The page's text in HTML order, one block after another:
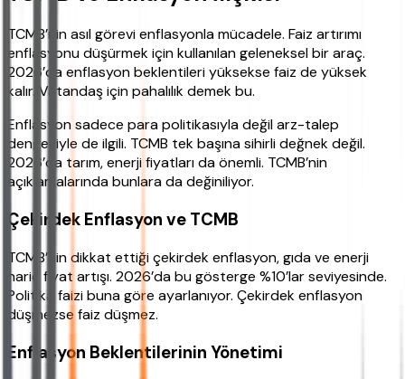
TCMB’nin asıl görevi enflasyonla mücadele. Faiz artırımı
enflasyonu düşürmek için kullanılan geleneksel bir araç.
2026’da enflasyon beklentileri yüksekse faiz de yüksek
kalır. Vatandaş için pahalılık demek bu.
Enflasyon sadece para politikasıyla değil arz-talep
dengesiyle de ilgili. TCMB tek başına sihirli değnek değil.
2026’da tarım, enerji fiyatları da önemli. TCMB’nin
açıklamalarında bunlara da değiniliyor.
Çekirdek Enflasyon ve TCMB
TCMB’nin dikkat ettiği çekirdek enflasyon, gıda ve enerji
hariç fiyat artışı. 2026’da bu gösterge %10’lar seviyesinde.
Politika faizi buna göre ayarlanıyor. Çekirdek enflasyon
düşmezse faiz düşmez.
Enflasyon Beklentilerinin Yönetimi